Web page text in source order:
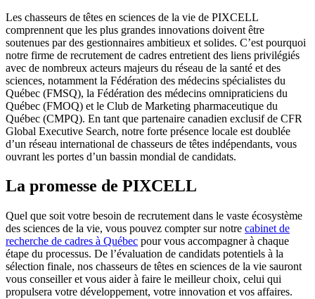
Les chasseurs de têtes en sciences de la vie de PIXCELL
comprennent que les plus grandes innovations doivent être
soutenues par des gestionnaires ambitieux et solides. C’est pourquoi
notre firme de recrutement de cadres entretient des liens privilégiés
avec de nombreux acteurs majeurs du réseau de la santé et des
sciences, notamment la Fédération des médecins spécialistes du
Québec (FMSQ), la Fédération des médecins omnipraticiens du
Québec (FMOQ) et le Club de Marketing pharmaceutique du
Québec (CMPQ). En tant que partenaire canadien exclusif de CFR
Global Executive Search, notre forte présence locale est doublée
d’un réseau international de chasseurs de têtes indépendants, vous
ouvrant les portes d’un bassin mondial de candidats.
La promesse de PIXCELL
Quel que soit votre besoin de recrutement dans le vaste écosystème
des sciences de la vie, vous pouvez compter sur notre cabinet de
recherche de cadres à Québec pour vous accompagner à chaque
étape du processus. De l’évaluation de candidats potentiels à la
sélection finale, nos chasseurs de têtes en sciences de la vie sauront
vous conseiller et vous aider à faire le meilleur choix, celui qui
propulsera votre développement, votre innovation et vos affaires.